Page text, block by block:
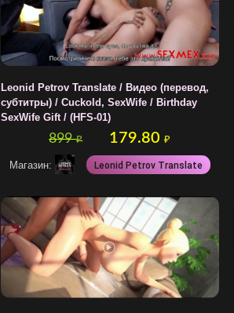
Leonid Petrov Translate / Видео (перевод,
субтитры) / Cuckold, SexWife / Birthday
SexWife Gift / (HFS-01)
899₽ 179.80₽
Магазин: Leonid Petrov Translate